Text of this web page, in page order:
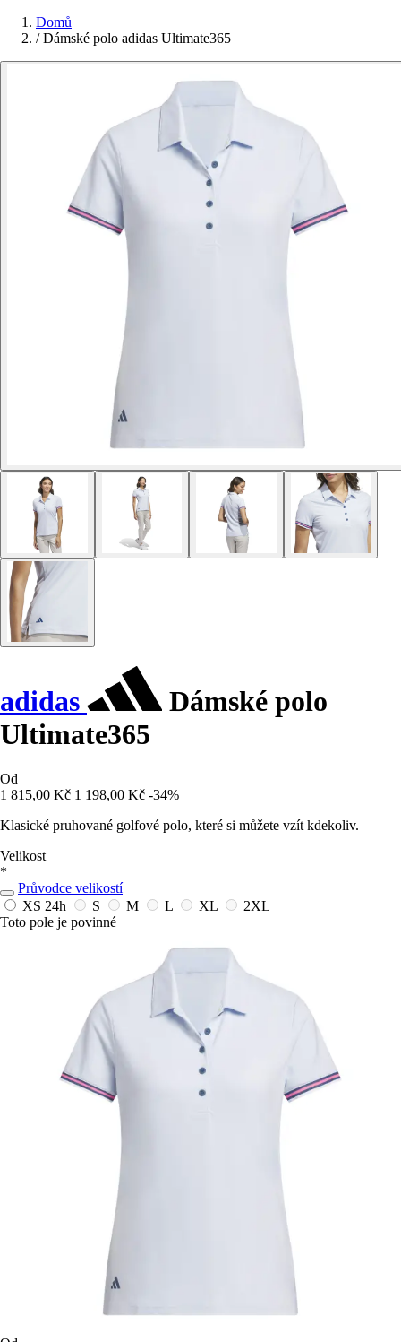
Domů
/ Dámské polo adidas Ultimate365
adidas
Dámské polo
Ultimate365
Od
1 815,00 Kč 1 198,00 Kč -34%
Klasické pruhované golfové polo, které si můžete vzít kdekoliv.
Velikost
*
Průvodce velikostí
XS 24h S M L XL
2XL
Toto pole je povinné